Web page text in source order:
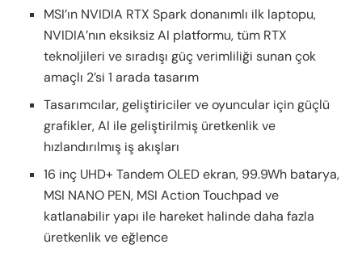
MSI’ın NVIDIA RTX Spark donanımlı ilk laptopu,
NVIDIA’nın eksiksiz AI platformu, tüm RTX
teknoljileri ve sıradışı güç verimliliği sunan çok
amaçlı 2’si 1 arada tasarım
Tasarımcılar, geliştiriciler ve oyuncular için güçlü
grafikler, AI ile geliştirilmiş üretkenlik ve
hızlandırılmış iş akışları
16 inç UHD+ Tandem OLED ekran, 99.9Wh batarya,
MSI NANO PEN, MSI Action Touchpad ve
katlanabilir yapı ile hareket halinde daha fazla
üretkenlik ve eğlence